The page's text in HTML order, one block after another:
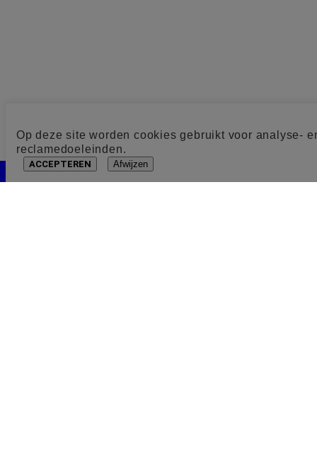
Op deze site worden cookies gebruikt voor analyse-
reclamedoeleinden.
ACCEPTEREN Afwijzen
Cookie toestemming